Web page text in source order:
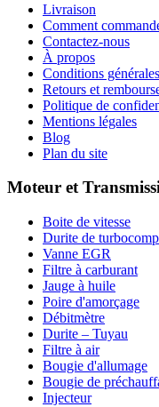
Livraison
Comment
Contactez-nous
À propos
Conditions
Retours et
Politique de
Mentions légales
Blog
Plan du site
Moteur et
Boite de vitesse
Durite de
Vanne EGR
Filtre à carburant
Jauge à huile
Poire d'amorçage
Débitmètre
Durite – Tuyau
Filtre à air
Bougie d'allumage
Bougie de
Injecteur